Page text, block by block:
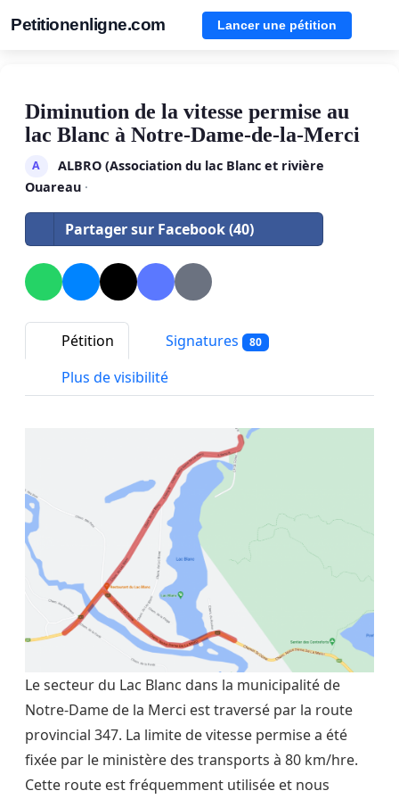
Petitionenligne.com Lancer une pétition
Diminution de la vitesse permise au
lac Blanc à Notre-Dame-de-la-Merci
A
ALBRO (Association du lac Blanc et rivière
Ouareau ·
Partager sur Facebook (40)
Pétition Signatures 80
Plus de visibilité
Le secteur du Lac Blanc dans la municipalité de
Notre-Dame de la Merci est traversé par la route
provincial 347. La limite de vitesse permise a été
fixée par le ministère des transports à 80 km/hre.
Cette route est fréquemment utilisée et nous